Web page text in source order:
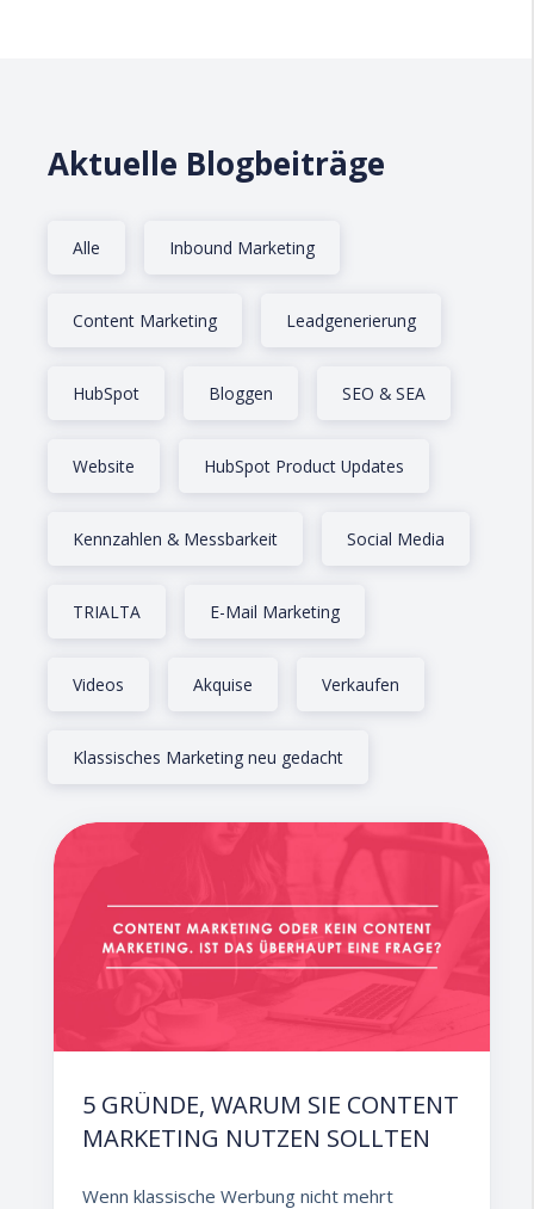
Aktuelle Blogbeiträge
Alle Inbound Marketing
Content Marketing Leadgenerierung
HubSpot Bloggen SEO & SEA
Website HubSpot Product Updates
Kennzahlen & Messbarkeit Social Media
TRIALTA E-Mail Marketing
Videos Akquise Verkaufen
Klassisches Marketing neu gedacht
5 GRÜNDE, WARUM SIE CONTENT
MARKETING NUTZEN SOLLTEN
Wenn klassische Werbung nicht mehrt